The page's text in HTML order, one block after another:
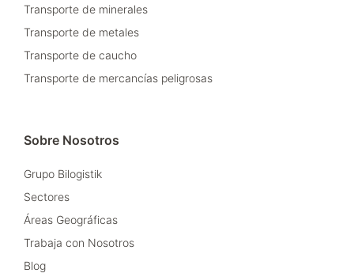
Transporte de minerales
Transporte de metales
Transporte de caucho
Transporte de mercancías peligrosas
Sobre Nosotros
Grupo Bilogistik
Sectores
Áreas Geográficas
Trabaja con Nosotros
Blog